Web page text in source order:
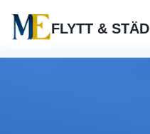
FLYTT & STÄD